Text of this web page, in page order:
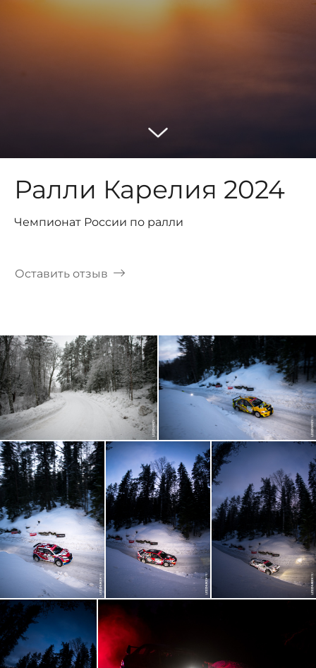
Ралли Карелия 2024
Чемпионат России по ралли
Оставить отзыв